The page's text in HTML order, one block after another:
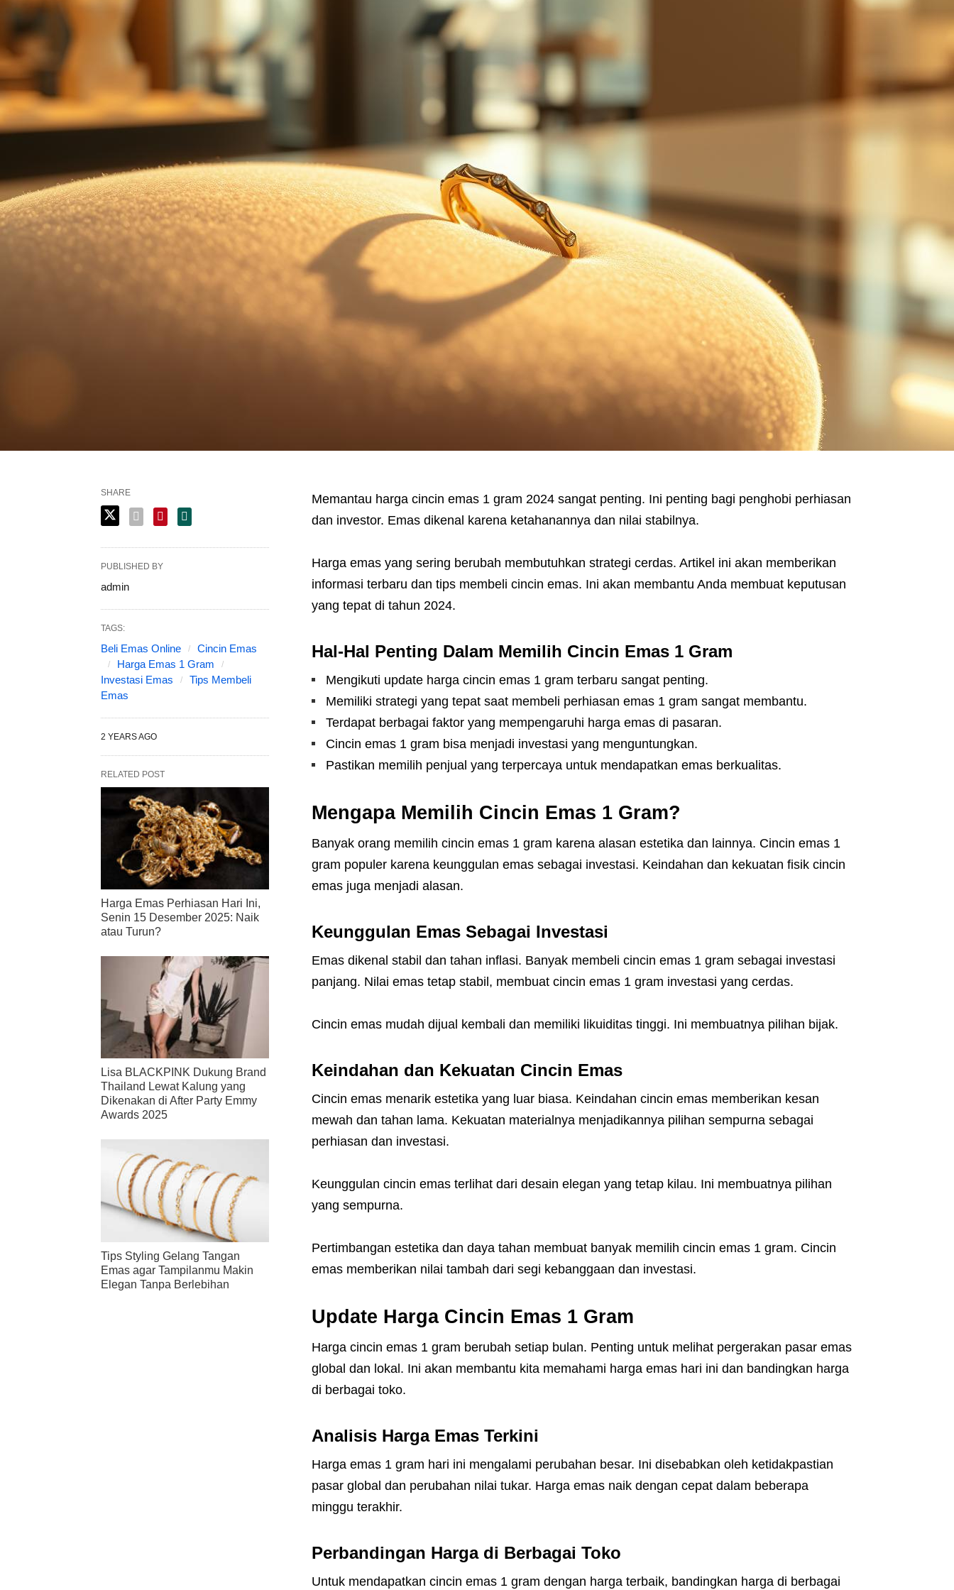
Memantau harga cincin emas 1 gram 2024 sangat penting. Ini penting bagi penghobi perhiasan
dan investor. Emas dikenal karena ketahanannya dan nilai stabilnya.
Harga emas yang sering berubah membutuhkan strategi cerdas. Artikel ini akan memberikan
informasi terbaru dan tips membeli cincin emas. Ini akan membantu Anda membuat keputusan
yang tepat di tahun 2024.
Hal-Hal Penting Dalam Memilih Cincin Emas 1 Gram
Mengikuti update harga cincin emas 1 gram terbaru sangat penting.
Memiliki strategi yang tepat saat membeli perhiasan emas 1 gram sangat membantu.
Terdapat berbagai faktor yang mempengaruhi harga emas di pasaran.
Cincin emas 1 gram bisa menjadi investasi yang menguntungkan.
Pastikan memilih penjual yang terpercaya untuk mendapatkan emas berkualitas.
Mengapa Memilih Cincin Emas 1 Gram?
Banyak orang memilih cincin emas 1 gram karena alasan estetika dan lainnya. Cincin emas 1
gram populer karena keunggulan emas sebagai investasi. Keindahan dan kekuatan fisik cincin
emas juga menjadi alasan.
Keunggulan Emas Sebagai Investasi
Emas dikenal stabil dan tahan inflasi. Banyak membeli cincin emas 1 gram sebagai investasi
panjang. Nilai emas tetap stabil, membuat cincin emas 1 gram investasi yang cerdas.
Cincin emas mudah dijual kembali dan memiliki likuiditas tinggi. Ini membuatnya pilihan bijak.
Keindahan dan Kekuatan Cincin Emas
Cincin emas menarik estetika yang luar biasa. Keindahan cincin emas memberikan kesan
mewah dan tahan lama. Kekuatan materialnya menjadikannya pilihan sempurna sebagai
perhiasan dan investasi.
Keunggulan cincin emas terlihat dari desain elegan yang tetap kilau. Ini membuatnya pilihan
yang sempurna.
Pertimbangan estetika dan daya tahan membuat banyak memilih cincin emas 1 gram. Cincin
emas memberikan nilai tambah dari segi kebanggaan dan investasi.
Update Harga Cincin Emas 1 Gram
Harga cincin emas 1 gram berubah setiap bulan. Penting untuk melihat pergerakan pasar emas
global dan lokal. Ini akan membantu kita memahami harga emas hari ini dan bandingkan harga
di berbagai toko.
Analisis Harga Emas Terkini
Harga emas 1 gram hari ini mengalami perubahan besar. Ini disebabkan oleh ketidakpastian
pasar global dan perubahan nilai tukar. Harga emas naik dengan cepat dalam beberapa
minggu terakhir.
Perbandingan Harga di Berbagai Toko
Untuk mendapatkan cincin emas 1 gram dengan harga terbaik, bandingkan harga di berbagai
SHARE
PUBLISHED BY
admin
TAGS:
Beli Emas Online
Cincin Emas
Harga Emas 1 Gram
Investasi Emas
Tips Membeli
Emas
2 YEARS AGO
RELATED POST
Harga Emas Perhiasan Hari Ini,
Senin 15 Desember 2025: Naik
atau Turun?
Lisa BLACKPINK Dukung Brand
Thailand Lewat Kalung yang
Dikenakan di After Party Emmy
Awards 2025
Tips Styling Gelang Tangan
Emas agar Tampilanmu Makin
Elegan Tanpa Berlebihan